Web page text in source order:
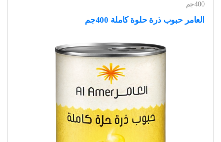
400جم
العامر حبوب ذرة حلوة كاملة 400جم